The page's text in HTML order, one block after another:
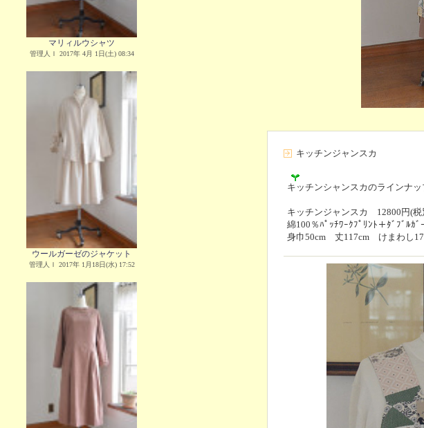
マリィルウシャツ
管理人Ｉ 2017年 4月 1日(土) 08:34
ウールガーゼのジャケット
管理人Ｉ 2017年 1月18日(水) 17:52
キッチンジャンスカ
キッチンシャンスカのラインナッ
キッチンジャンスカ 12800円(税
綿100％ﾊﾟｯﾁﾜｰｸﾌﾟﾘﾝﾄ＋ﾀﾞﾌﾞﾙｶ
身巾50cm 丈117cm けまわし